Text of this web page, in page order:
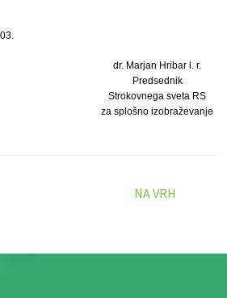
dr. Marjan Hribar l. r.
Predsednik
Strokovnega sveta RS
za splošno izobraževanje
NA VRH